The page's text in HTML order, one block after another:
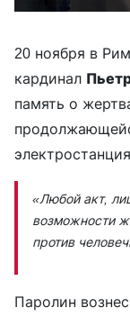
20 ноября в
кардинал
память о
«Любой акт,
возможности
против
Паролин